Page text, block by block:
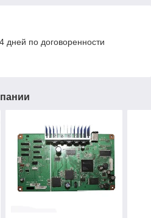
дней по договоренности